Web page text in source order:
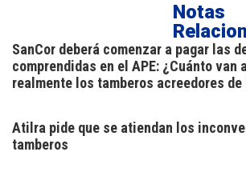
Notas
SanCor deberá comenzar a pagar las
comprendidas en el APE: ¿Cuánto van
realmente los tamberos acreedores
Atilra pide que se atiendan los
tamberos